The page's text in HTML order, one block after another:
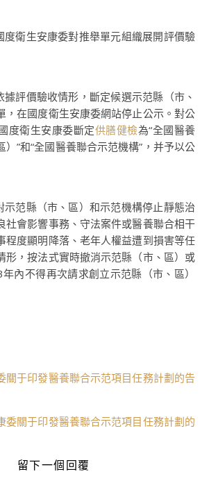
衛生安康委對推舉單元組織展開評價驗
評價驗收情形，斷定候選示范縣（市、
，在國度衛生安康委網站停止公示。對公
度衛生安康委斷定供膳健檢為“全國醫養
”和“全國醫養聯合示范機構”，并予以公
范縣（市、區）和示范機構停止靜態治
社會影響事務、守法案件或醫養聯合相干
程度顯明降落、老年人權益遭到損害等任
形，按法式實時撤消示范縣（市、區）或
內不得再次請求創立示范縣（市、區）
關于印發醫養聯合示范項目任務計劃的告
委關于印發醫養聯合示范項目任務計劃的
留下一個回覆